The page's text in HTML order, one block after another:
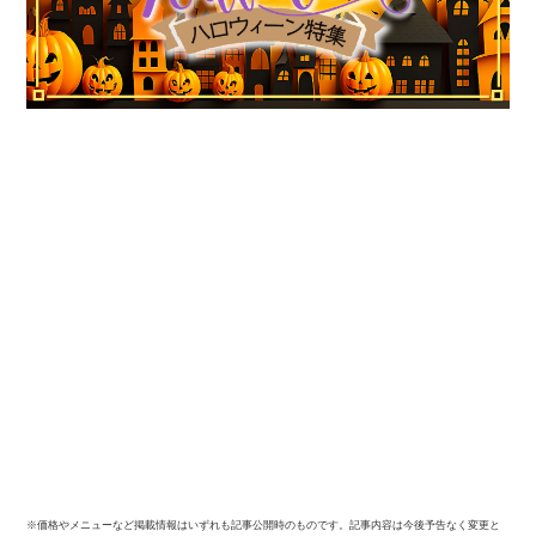
※価格やメニューなど掲載情報はいずれも記事公開時のものです。記事内容は今後予告なく変更と